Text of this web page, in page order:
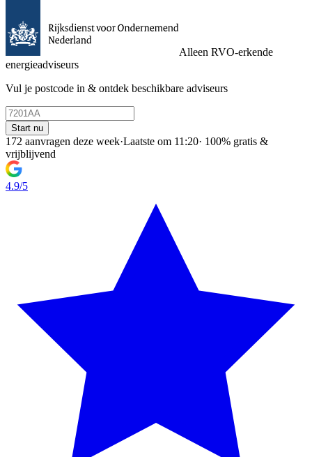
Alleen RVO-erkende
energieadviseurs
Vul je postcode in & ontdek beschikbare adviseurs
Start nu
172 aanvragen deze week·Laatste om 11:20· 100% gratis &
vrijblijvend
4.9/5